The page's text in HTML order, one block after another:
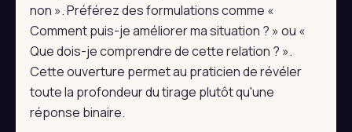
non ». Préférez des formulations comme «
Comment puis-je améliorer ma situation ? » ou «
Que dois-je comprendre de cette relation ? ».
Cette ouverture permet au praticien de révéler
toute la profondeur du tirage plutôt qu'une
réponse binaire.